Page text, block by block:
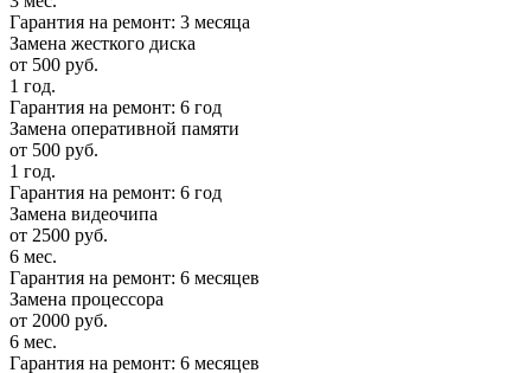
Гарантия на ремонт: 3 месяца
Замена жесткого диска
от 500 руб.
1 год.
Гарантия на ремонт: 6 год
Замена оперативной памяти
от 500 руб.
1 год.
Гарантия на ремонт: 6 год
Замена видеочипа
от 2500 руб.
6 мес.
Гарантия на ремонт: 6 месяцев
Замена процессора
от 2000 руб.
6 мес.
Гарантия на ремонт: 6 месяцев